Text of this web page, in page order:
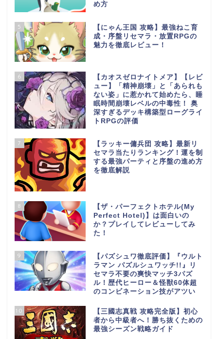
め方
5
【にゃん王国 攻略】最強ねこ育
成・序盤リセマラ・放置RPGの
魅力を徹底レビュー！
6
【カオスゼロナイトメア】【レビ
ュー】「精神崩壊」と「あられも
ない姿」に惹かれて始めたら、睡
眠時間崩壊レベルの中毒性！ 奥
深すぎるデッキ構築型ローグライ
トRPGの評価
7
【ラッキー傭兵団 攻略】最新リ
セマラ当たりランキング！運を制
する最強パーティと序盤の進め方
を徹底解説
8
【ザ・パーフェクトホテル(My
Perfect Hotel)】は面白いの
か？プレイしてレビューしてみ
た！
9
【パズシュワ徹底評価】『ウルト
ラマン パズルシュワッチ!!』リ
セマラ不要の爽快マッチ3パズ
ル！歴代ヒーロー＆怪獣60体超
のコンビネーション技がアツい
10
【三國志真戦 攻略完全版】初心
者から中級者へ！勝ち抜くための
最強シーズン戦略ガイド